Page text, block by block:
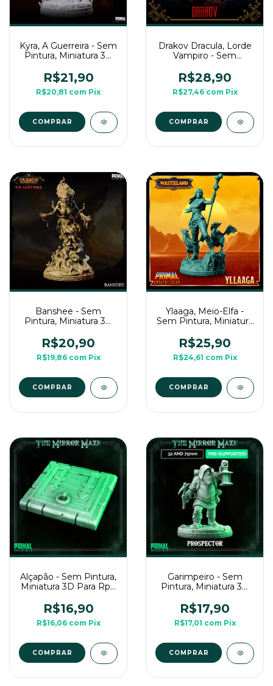
Kyra, A Guerreira - Sem
Pintura, Miniatura 3D
Mesa
R$21,90
R$20,81 com Pix
COMPRAR
Drakov Dracula, Lorde
Vampiro - Sem
Média Para Rpg de
Mesa
R$28,90
R$27,46 com Pix
COMPRAR
Banshee - Sem
Pintura, Miniatura 3D
Mesa
R$20,90
R$19,86 com Pix
COMPRAR
Ylaaga, Meio-Elfa -
Sem Pintura, Miniatura
Mesa
R$25,90
R$24,61 com Pix
COMPRAR
Alçapão - Sem Pintura,
Miniatura 3D Para Rpg
R$16,90
R$16,06 com Pix
Garimpeiro - Sem
Pintura, Miniatura 3D
Mesa
R$17,90
R$17,01 com Pix
COMPRAR